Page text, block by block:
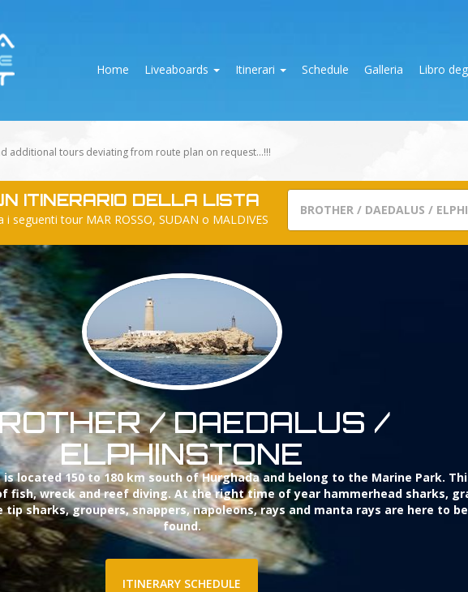
Home Liveaboards Itinerari Schedule Galleria Libro
additional tours deviating from route plan on request...!!!
ITINERARIO DELLA LISTA
seguenti tour MAR ROSSO, SUDAN o MALDIVES
BROTHER / DAEDALUS /
/ DAEDALUS /
ELPHINSTONE
located 150 to 180 km south of Hurghada and belong to the Marine Park.
fish, wreck and reef diving. At the right time of year hammerhead sharks,
sharks, groupers, snappers, napoleons, rays and manta rays are here to be
found.
ITINERARY SCHEDULE